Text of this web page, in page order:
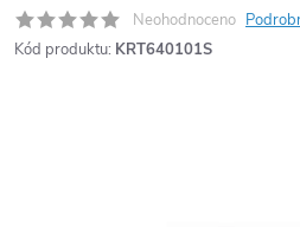
Neohodnoceno
Kód produktu: KRT640101S